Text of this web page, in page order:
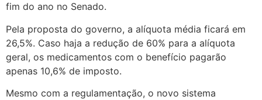
fim do ano no Senado.
Pela proposta do governo, a alíquota média ficará em
26,5%. Caso haja a redução de 60% para a alíquota
geral, os medicamentos com o benefício pagarão
apenas 10,6% de imposto.
Mesmo com a regulamentação, o novo sistema